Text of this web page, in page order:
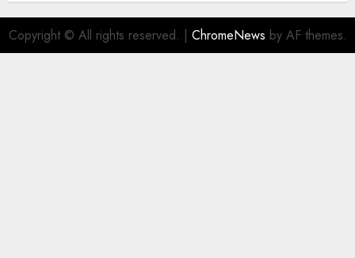
Copyright © All rights reserved. | ChromeNews by AF themes.